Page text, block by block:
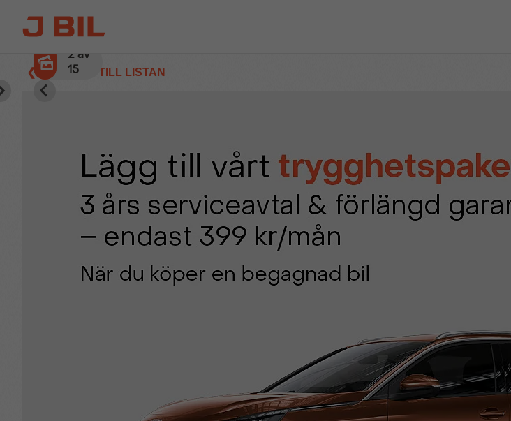
❮ TILLBAKA TILL LISTAN
3av
15